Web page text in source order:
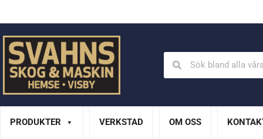
PRODUKTER VERKSTAD OM OSS